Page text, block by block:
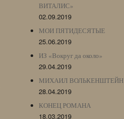
ВИТАЛИС»
02.09.2019
МОИ ПЯТИДЕСЯТЫЕ
25.06.2019
ИЗ «Вокруг да около»
29.04.2019
МИХАИЛ ВОЛЬКЕНШТЕЙН
28.04.2019
КОНЕЦ РОМАНА
18.03.2019